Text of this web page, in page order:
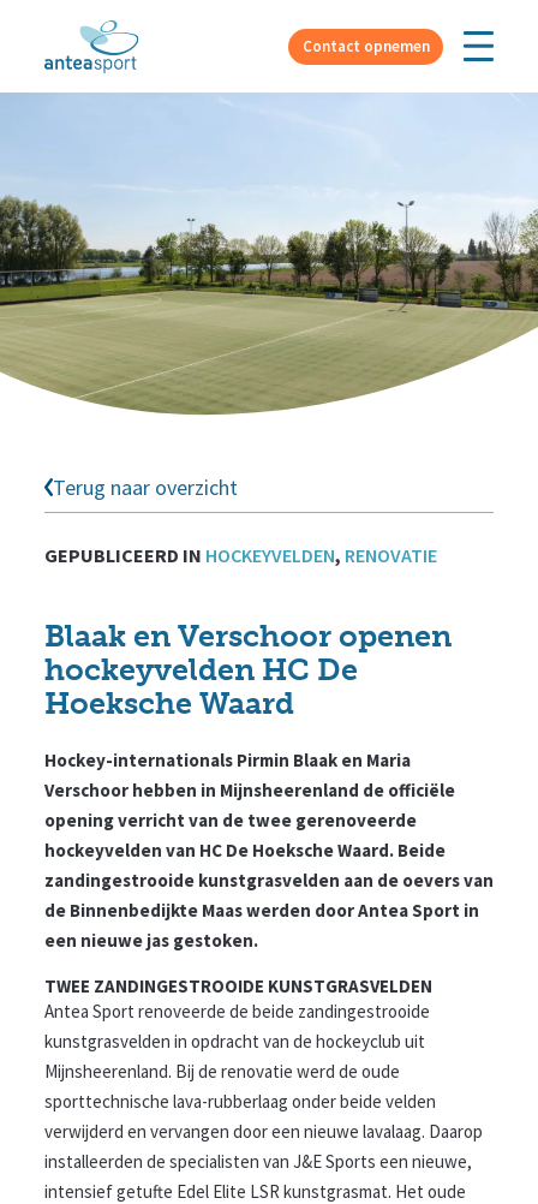
Contact opnemen
Terug naar overzicht
GEPUBLICEERD IN HOCKEYVELDEN, RENOVATIE
Blaak en Verschoor openen
hockeyvelden HC De
Hoeksche Waard
Hockey-internationals Pirmin Blaak en Maria
Verschoor hebben in Mijnsheerenland de officiële
opening verricht van de twee gerenoveerde
hockeyvelden van HC De Hoeksche Waard. Beide
zandingestrooide kunstgrasvelden aan de oevers van
de Binnenbedijkte Maas werden door Antea Sport in
een nieuwe jas gestoken.
TWEE ZANDINGESTROOIDE KUNSTGRASVELDEN
Antea Sport renoveerde de beide zandingestrooide
kunstgrasvelden in opdracht van de hockeyclub uit
Mijnsheerenland. Bij de renovatie werd de oude
sporttechnische lava-rubberlaag onder beide velden
verwijderd en vervangen door een nieuwe lavalaag. Daarop
installeerden de specialisten van J&E Sports een nieuwe,
intensief getufte Edel Elite LSR kunstgrasmat. Het oude